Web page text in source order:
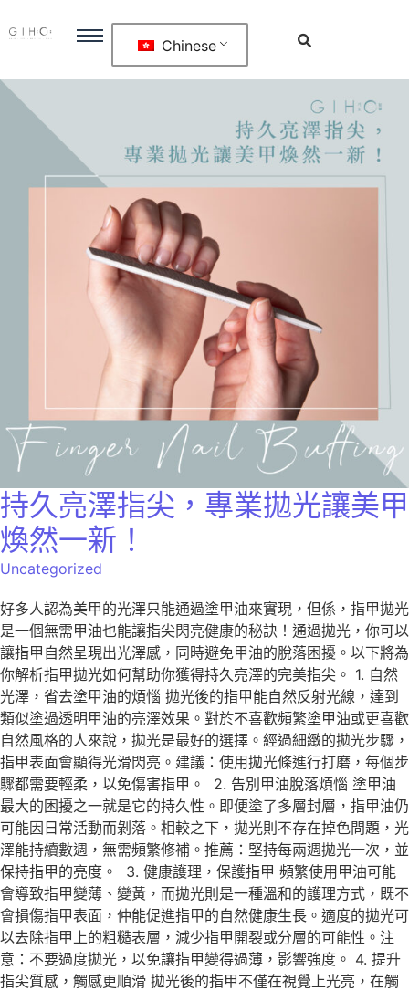
Chinese
持久亮澤指尖，專業拋光讓美甲
煥然一新！
Uncategorized
好多人認為美甲的光澤只能通過塗甲油來實現，但係，指甲拋光
是一個無需甲油也能讓指尖閃亮健康的秘訣！通過拋光，你可以
讓指甲自然呈現出光澤感，同時避免甲油的脫落困擾。以下將為
你解析指甲拋光如何幫助你獲得持久亮澤的完美指尖。 1. 自然
光澤，省去塗甲油的煩惱 拋光後的指甲能自然反射光線，達到
類似塗過透明甲油的亮澤效果。對於不喜歡頻繁塗甲油或更喜歡
自然風格的人來說，拋光是最好的選擇。經過細緻的拋光步驟，
指甲表面會顯得光滑閃亮。建議：使用拋光條進行打磨，每個步
驟都需要輕柔，以免傷害指甲。 2. 告別甲油脫落煩惱 塗甲油
最大的困擾之一就是它的持久性。即便塗了多層封層，指甲油仍
可能因日常活動而剝落。相較之下，拋光則不存在掉色問題，光
澤能持續數週，無需頻繁修補。推薦：堅持每兩週拋光一次，並
保持指甲的亮度。 3. 健康護理，保護指甲 頻繁使用甲油可能
會導致指甲變薄、變黃，而拋光則是一種溫和的護理方式，既不
會損傷指甲表面，仲能促進指甲的自然健康生長。適度的拋光可
以去除指甲上的粗糙表層，減少指甲開裂或分層的可能性。注
意：不要過度拋光，以免讓指甲變得過薄，影響強度。 4. 提升
指尖質感，觸感更順滑 拋光後的指甲不僅在視覺上光亮，在觸